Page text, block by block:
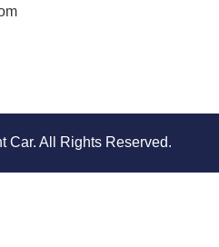
Car. All Rights Reserved.